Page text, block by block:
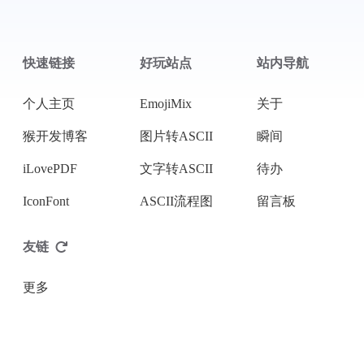
快速链接
个人主页
猴开发博客
iLovePDF
IconFont
好玩站点
EmojiMix
图片转ASCII
文字转ASCII
ASCII流程图
站内导航
关于
瞬间
待办
留言板
友链
更多